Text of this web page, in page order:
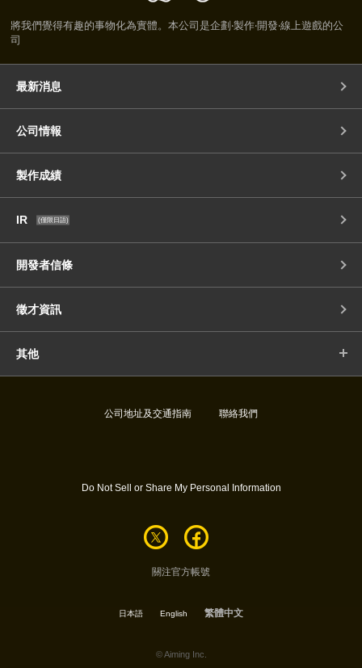
將我們覺得有趣的事物化為實體。本公司是企劃‧製作‧開發‧線上遊戲的公
司
最新消息
公司情報
製作成績
IR (僅限日語)
開發者信條
徵才資訊
其他
公司地址及交通指南 聯絡我們
Do Not Sell or Share My Personal Information
關注官方帳號
日本語 English 繁體中文
© Aiming Inc.